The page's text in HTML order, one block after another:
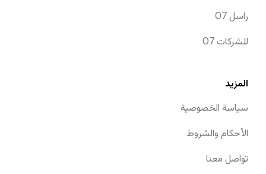
O7 راسل
O7 للشركات
المزيد
سياسة الخصوصية
الأحكام والشروط
تواصل معنا